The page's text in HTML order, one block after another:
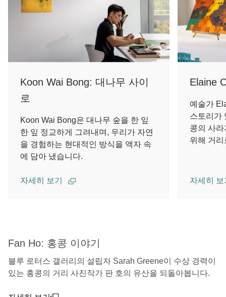
Koon Wai Bong: 대나무 사이
로
Koon Wai Bong은 대나무 숲을 한 잎
한 잎 정교하게 그려내며, 우리가 자연
을 경험하는 현대적인 방식을 액자 속
에 담아 냈습니다.
자세히 보기
Elaine
예술가
스토리가
콩의 사
위해 거
자세히
Fan Ho: 홍콩 이야기
블루 로터스 갤러리의 설립자 Sarah Greene이 수상 경력이
있는 홍콩의 거리 사진작가 판 호의 유산을 되돌아봅니다.